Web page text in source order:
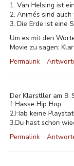
1. Van Helsing ist
2. Animés sind auch
3. Die Erde ist eine
Um es mit den
Movie zu sagen:
Permalink
Der Klarstller am 9.
1.Hasse Hip Hop
2.Hab keine
3.Du hast schon
Permalink